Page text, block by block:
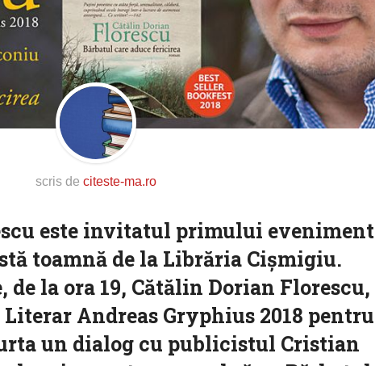
scris de citeste-ma.ro
este invitatul primului eveniment
toamnă de la Librăria Cișmigiu.
de la ora 19, Cătălin Dorian Florescu,
Andreas Gryphius 2018 pentru
un dialog cu publicistul Cristian